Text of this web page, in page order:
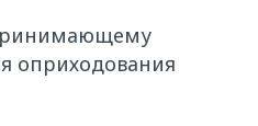
оприходования